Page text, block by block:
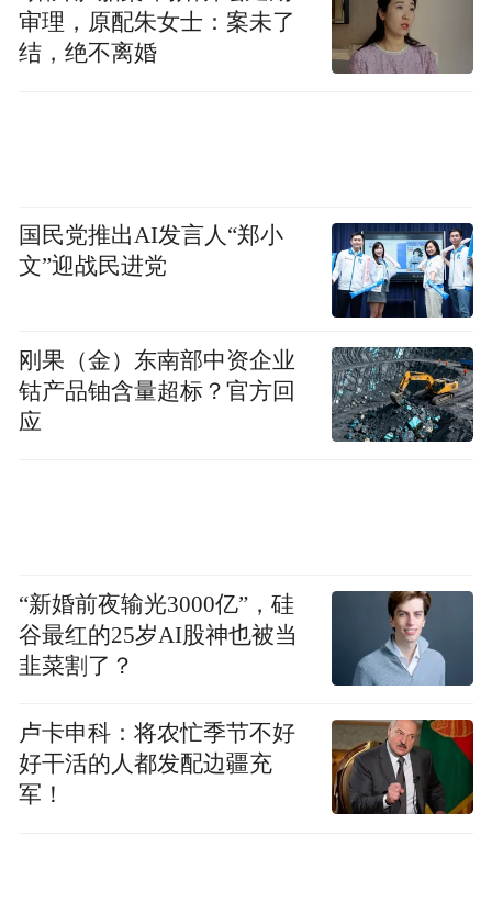
审理，原配朱女士：案未了
结，绝不离婚
国民党推出AI发言人“郑小
文”迎战民进党
刚果（金）东南部中资企业
钴产品铀含量超标？官方回
应
“新婚前夜输光3000亿”，硅
谷最红的25岁AI股神也被当
韭菜割了？
卢卡申科：将农忙季节不好
好干活的人都发配边疆充
军！